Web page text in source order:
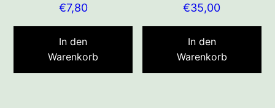
€7,80
In den
Warenkorb
€35,00
In den
Warenkorb